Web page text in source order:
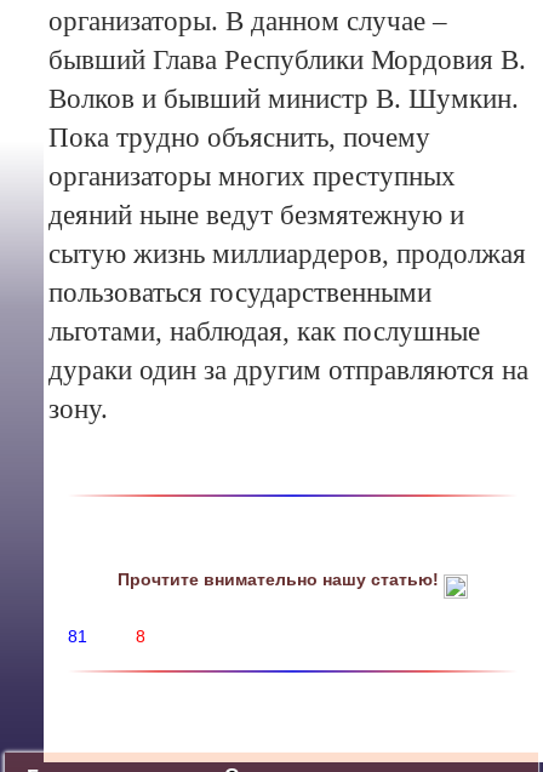
организаторы. В данном случае –
бывший Глава Республики Мордовия В.
Волков и бывший министр В. Шумкин.
Пока трудно объяснить, почему
организаторы многих преступных
деяний ныне ведут безмятежную и
сытую жизнь миллиардеров, продолжая
пользоваться государственными
льготами, наблюдая, как послушные
дураки один за другим отправляются на
зону.
Прочтите внимательно нашу статью!
81 8